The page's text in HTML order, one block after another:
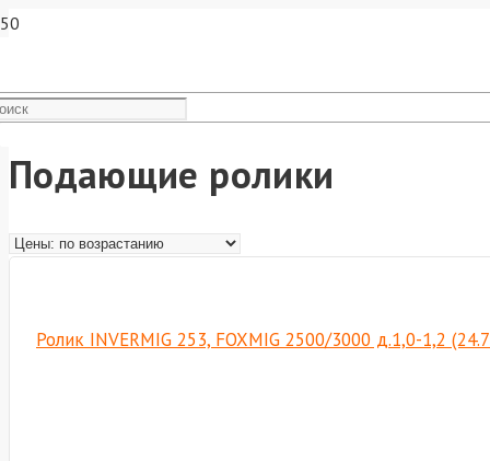
Подающие ролики
Ролик INVERMIG 253, FOXMIG 2500/3000 д.1,0-1,2